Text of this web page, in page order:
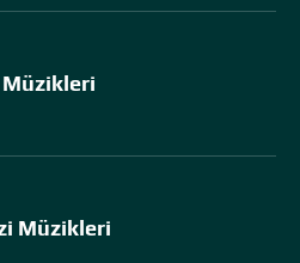
Müzikleri
Müzikleri